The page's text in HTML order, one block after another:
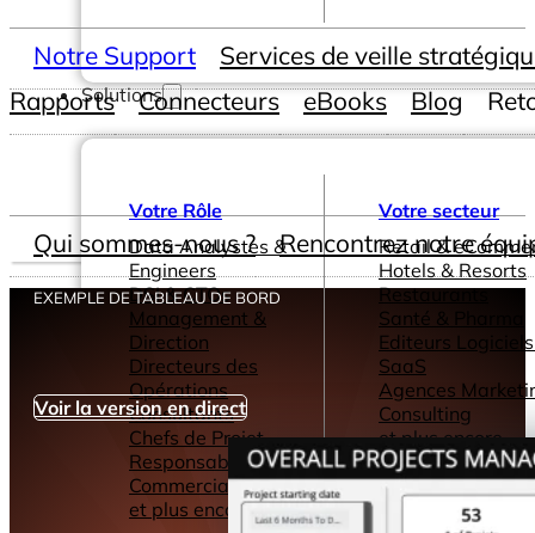
Solutions
Votre Rôle
Data Analystes &
Engineers
DSI & CTOs
Management &
Direction
Directeurs des
Opérations
Consultants
Chefs de Projet
Responsables
Commerciaux
et plus encore...
Votre secteur
Retail &
Hotels & Resorts
Restaurants
Santé & Pharma
Editeurs
SaaS
Agences
Consulting
et plus encore...
Notre Support
Services de veille
Rapports
Connecteurs eBooks Blog
Qui sommes-nous ? Rencontrez notre
EXEMPLE DE TABLEAU DE BORD
Voir la version en direct